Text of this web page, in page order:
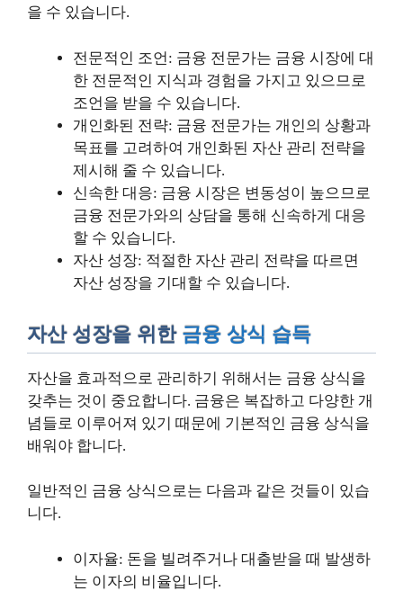
을 수 있습니다.
전문적인 조언: 금융 전문가는 금융 시장에 대
한 전문적인 지식과 경험을 가지고 있으므로
조언을 받을 수 있습니다.
개인화된 전략: 금융 전문가는 개인의 상황과
목표를 고려하여 개인화된 자산 관리 전략을
제시해 줄 수 있습니다.
신속한 대응: 금융 시장은 변동성이 높으므로
금융 전문가와의 상담을 통해 신속하게 대응
할 수 있습니다.
자산 성장: 적절한 자산 관리 전략을 따르면
자산 성장을 기대할 수 있습니다.
자산 성장을 위한 금융 상식 습득
자산을 효과적으로 관리하기 위해서는 금융 상식을
갖추는 것이 중요합니다. 금융은 복잡하고 다양한 개
념들로 이루어져 있기 때문에 기본적인 금융 상식을
배워야 합니다.
일반적인 금융 상식으로는 다음과 같은 것들이 있습
니다.
이자율: 돈을 빌려주거나 대출받을 때 발생하
는 이자의 비율입니다.